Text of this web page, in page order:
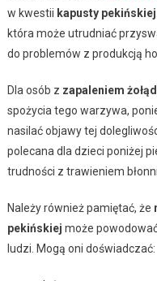
w kwestii kapusty pekińskiej
która może utrudniać
do problemów z produkcją
Dla osób z zapaleniem
spożycia tego warzywa,
nasilać objawy tej
polecana dla dzieci poniżej
trudności z trawieniem
Należy również pamiętać, że
pekińskiej może
ludzi. Mogą oni doświadczać: